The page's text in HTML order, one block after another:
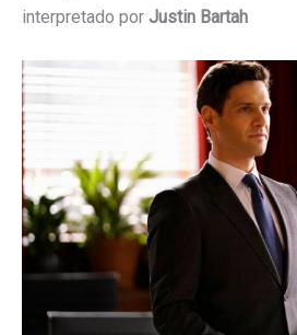
interpretado por Justin Bartah